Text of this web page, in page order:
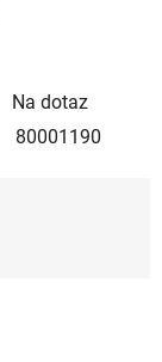
Na dotaz
80001190